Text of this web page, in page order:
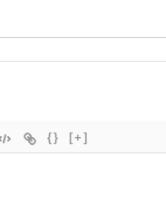
{} [+]